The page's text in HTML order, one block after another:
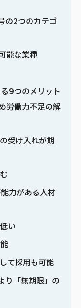
の2つのカテゴ
能な業種
9つのメリット
労働力不足の解
受け入れが期
力がある人材
い
て採用も可能
り「無期限」の